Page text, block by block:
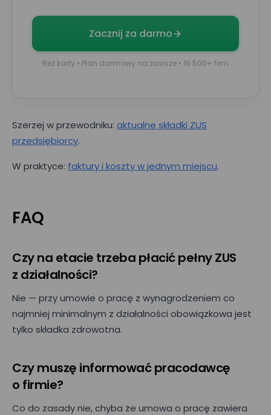
Zacznij za darmo
Bez karty • Plan darmowy na zawsze • 16 500+ firm
Szerzej w przewodniku: aktualne składki ZUS
przedsiębiorcy.
W praktyce: faktury i koszty w jednym miejscu.
FAQ
Czy na etacie trzeba płacić pełny ZUS
z działalności?
Nie — przy umowie o pracę z wynagrodzeniem co
najmniej minimalnym z działalności obowiązkowa jest
tylko składka zdrowotna.
Czy muszę informować pracodawcę
o firmie?
Co do zasady nie, chyba że umowa o pracę zawiera